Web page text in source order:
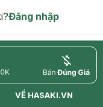
Đăng nhập
price
VỀ HASAKI.VN